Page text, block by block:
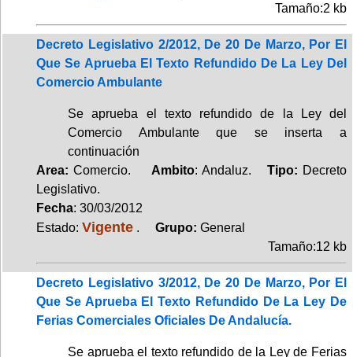
Tamaño:2 kb
Decreto Legislativo 2/2012, De 20 De Marzo, Por El
Que Se Aprueba El Texto Refundido De La Ley Del
Comercio Ambulante
Se aprueba el texto refundido de la Ley del
Comercio Ambulante que se inserta a
continuación
Area: Comercio. Ambito: Andaluz. Tipo: Decreto
Legislativo.
Fecha: 30/03/2012
Estado: Vigente . Grupo: General
Tamaño:12 kb
Decreto Legislativo 3/2012, De 20 De Marzo, Por El
Que Se Aprueba El Texto Refundido De La Ley De
Ferias Comerciales Oficiales De Andalucía.
Se aprueba el texto refundido de la Ley de Ferias